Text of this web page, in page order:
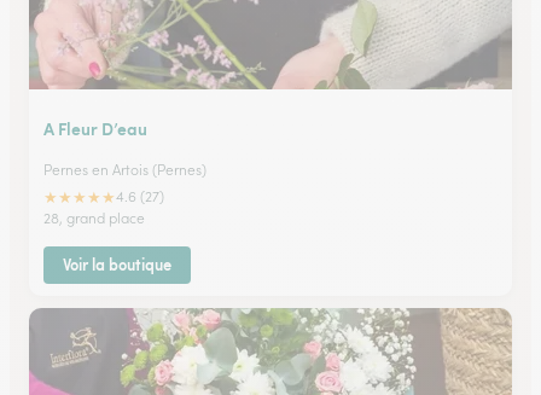
A Fleur D’eau
Pernes en Artois (Pernes)
★★★★★4.6 (27)
28, grand place
Voir la boutique